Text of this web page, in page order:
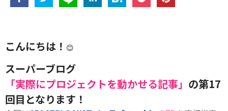
こんにちは！ 😊
スーパーブログ
「実際にプロジェクトを動かせる記事」 の第17
回目となります！